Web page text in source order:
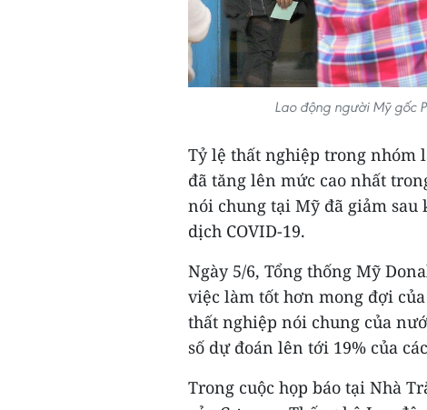
Lao động người Mỹ gốc
Tỷ lệ thất nghiệp trong nhóm
đã tăng lên mức cao nhất
nói chung tại Mỹ đã giảm sau
dịch COVID-19.
Ngày 5/6, Tổng thống Mỹ
việc làm tốt hơn mong đợi
thất nghiệp nói chung của
số dự đoán lên tới 19% của
Trong cuộc họp báo tại Nhà